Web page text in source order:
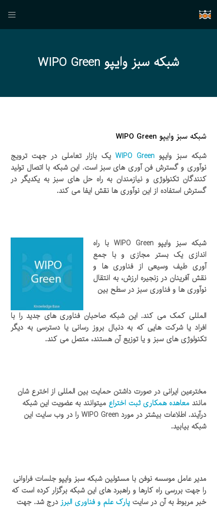
شبکه سبز وایپو WIPO Green
شبکه سبز وایپو WIPO Green
شبکه سبز وایپوWIPO Green یک بازار تعاملی در جهت ترویج
نوآوری و گسترش فن آوری های سبز است. این شبکه با اتصال تولید
کنندگان تکنولوژی و نیازمندان به راه حل های سبز به یکدیگر در
گسترش استفاده از این نوآوری ها نقش ایفا می کند.
شبکه سبز وایپوWIPO Green با راه
اندازی یک بستر مجازی و با جمع
آوری طیف وسیعی از فناوری ها و
نقش آفرینان در زنجیره ارزش، به انتقال
نوآوری ها و فناوری سبز در سطح بین
المللی کمک می کند. این شبکه صاحبان فناوری های جدید را با
افراد یا شرکت هایی که به دنبال بروز رسانی یا دسترسی به دیگر
تکنولوژی های سبز و یا توزیع آن هستند، متصل می کند.
مخترعین ایرانی در صورت داشتن حمایت بین المللی از اخترع شان
مانندمعاهده همکاری ثبت اختراع میتوانند به عضویت این شبکه
درآیند. اطلاعات بیشتر در موردWIPO Green را در وب سایت این
شبکه بیابید.
مدیر عامل موسسه نوفن با مسئولین شبکه سبز وایپو جلسات فراوانی
را جهت بررسی راه کارها و راهبرد های این شبکه برگزار کرده است که
خبر مربوط به آن در سایتپارک علم و فناوری البرز درج شد. جهت